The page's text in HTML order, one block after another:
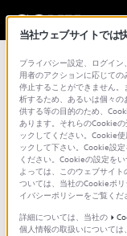
取扱説明
ソニー製品取
上のご注意
各製品の取扱
だけます。注
当社ウェブサイトでは
プライバシー設定、ログイ
用者のアクションに応じて
停止することができません
析するため、あるいは個々
供する等の目的のため、
あります。それらのCookie
ックしてください。Cookie
ックして下さい。Cookie設
ください。Cookieの設定を
よっては、このウェブサイ
ついては、当社のCookieポ
イバシーポリシーをご覧くだ
詳細については、当社の
個人情報の取扱いについては、